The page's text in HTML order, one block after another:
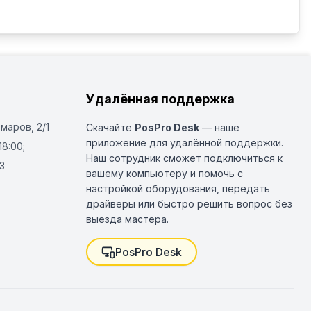
1 шт, C44 для бокалов - 1 шт, С43 для GN1/1 - 1
шт
2/1
Удалённая поддержка
Скачайте PosPro Desk — наше
приложение для удалённой поддержки.
Наш сотрудник сможет подключиться к
вашему компьютеру и помочь с
настройкой оборудования, передать
драйверы или быстро решить вопрос без
выезда мастера.
PosPro Desk